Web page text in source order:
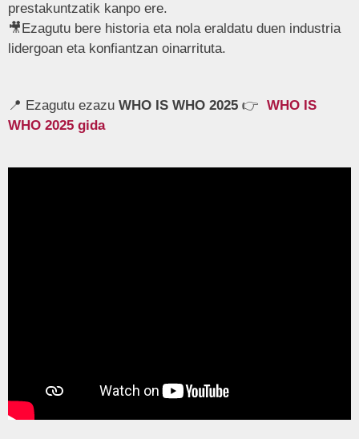
prestakuntzatik kanpo ere.
🎥Ezagutu bere historia eta nola eraldatu duen industria
lidergoan eta konfiantzan oinarrituta.
📍 Ezagutu ezazu WHO IS WHO 2025 👉 WHO IS
WHO 2025 gida